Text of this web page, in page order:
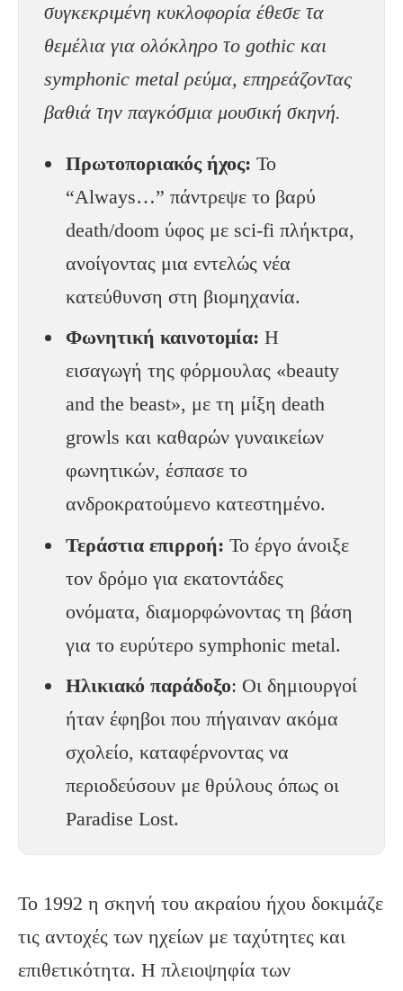
συγκεκριμένη κυκλοφορία έθεσε τα
θεμέλια για ολόκληρο το gothic και
symphonic metal ρεύμα, επηρεάζοντας
βαθιά την παγκόσμια μουσική σκηνή.
Πρωτοποριακός ήχος: Το
“Always…” πάντρεψε το βαρύ
death/doom ύφος με sci-fi πλήκτρα,
ανοίγοντας μια εντελώς νέα
κατεύθυνση στη βιομηχανία.
Φωνητική καινοτομία: Η
εισαγωγή της φόρμουλας «beauty
and the beast», με τη μίξη death
growls και καθαρών γυναικείων
φωνητικών, έσπασε το
ανδροκρατούμενο κατεστημένο.
Τεράστια επιρροή: Το έργο άνοιξε
τον δρόμο για εκατοντάδες
ονόματα, διαμορφώνοντας τη βάση
για το ευρύτερο symphonic metal.
Ηλικιακό παράδοξο: Οι δημιουργοί
ήταν έφηβοι που πήγαιναν ακόμα
σχολείο, καταφέρνοντας να
περιοδεύσουν με θρύλους όπως οι
Paradise Lost.
Το 1992 η σκηνή του ακραίου ήχου δοκιμάζε
τις αντοχές των ηχείων με ταχύτητες και
επιθετικότητα. Η πλειοψηφία των